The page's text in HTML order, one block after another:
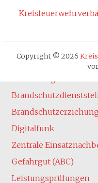
Cookie-Hinweis
Atemschutz
Brandschutzerziehung
Digitalfunk
Zentrale
Gefahrgut (ABC)
Leistungsprüfungen
Copyright © 2026